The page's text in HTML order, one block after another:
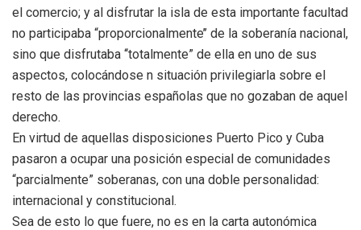
el comercio; y al disfrutar la isla de esta importante facultad
no participaba “proporcionalmente’’ de la soberanía nacional,
sino que disfrutaba ‘‘totalmente” de ella en uno de sus
aspectos, colocándose n situación privilegiarla sobre el
resto de las provincias españolas que no gozaban de aquel
derecho.
En virtud de aquellas disposiciones Puerto Pico y Cuba
pasaron a ocupar una posición especial de comunidades
“parcialmente” soberanas, con una doble personalidad:
internacional y constitucional.
Sea de esto lo que fuere, no es en la carta autonómica